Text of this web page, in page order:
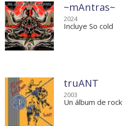
~mAntras~
2024
Incluye So cold
truANT
2003
Un álbum de